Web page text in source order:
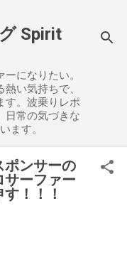
Spirit
になりたい。
い気持ちで、
す。波乗りレポ
日常の気づきな
ます。
ポンサーの
ーファー
！！！